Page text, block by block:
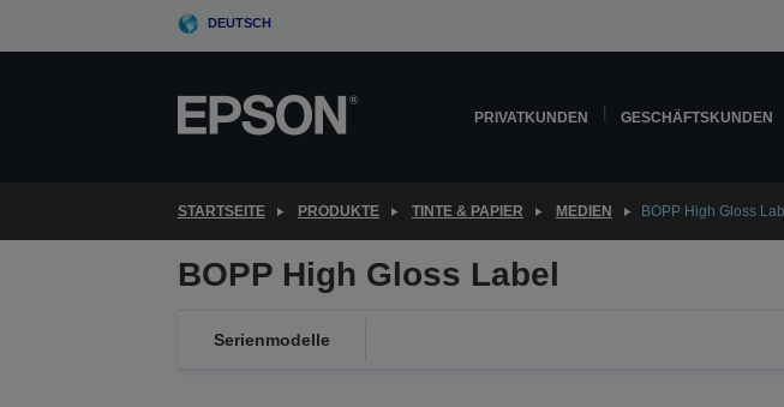
DEUTSCH
PRIVATKUNDEN GESCHÄFTSKUNDEN
STARTSEITE PRODUKTE TINTE & PAPIER MEDIEN BOPP High Gloss
BOPP High Gloss Label
Serienmodelle